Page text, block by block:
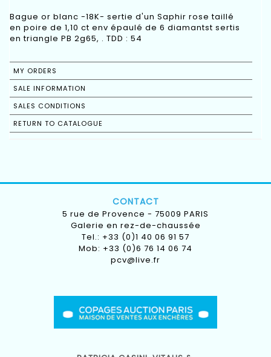
Bague or blanc -18K- sertie d'un Saphir rose taillé
en poire de 1,10 ct env épaulé de 6 diamantst sertis
en triangle PB 2g65, . TDD : 54
MY ORDERS
SALE INFORMATION
SALES CONDITIONS
RETURN TO CATALOGUE
CONTACT
5 rue de Provence - 75009 PARIS
Galerie en rez-de-chaussée
Tel.: +33 (0)1 40 06 91 57
Mob: +33 (0)6 76 14 06 74
pcv@live.fr